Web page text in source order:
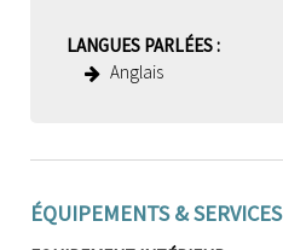
LANGUES PARLÉES:
Anglais
ÉQUIPEMENTS & SERVICES